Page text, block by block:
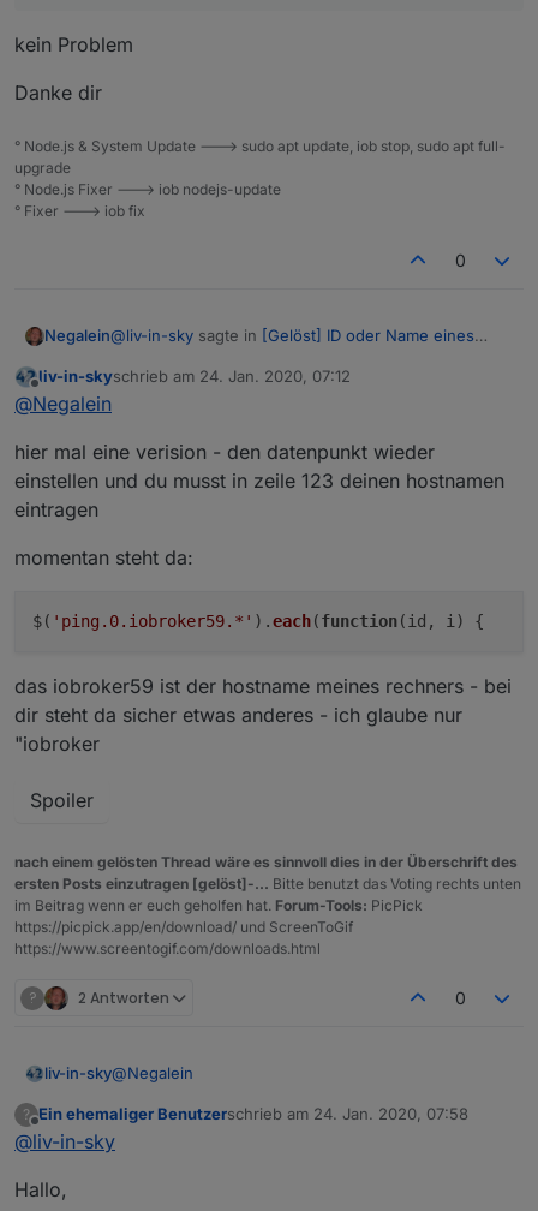
kein Problem
Danke dir
° Node.js & System Update ---> sudo apt update, iob stop, sudo apt full-
upgrade
° Node.js Fixer ---> iob nodejs-update
° Fixer ---> iob fix
0
Negalein@liv-in-sky sagte in [Gelöst] ID oder Name eines
kein Problem
Danke dir
Offline
liv-in-skyschrieb am 24. Jan. 2020, 07:12
zuletzt editiert von
@Negalein
hier mal eine verision - den datenpunkt wieder
einstellen und du musst in zeile 123 deinen hostnamen
eintragen
momentan steht da:
$( 'ping.0.iobroker59.*' ).each(function( id, i ) {
das iobroker59 ist der hostname meines rechners - bei
dir steht da sicher etwas anderes - ich glaube nur
"iobroker
Spoiler
nach einem gelösten Thread wäre es sinnvoll dies in der Überschrift des
ersten Posts einzutragen [gelöst]-... Bitte benutzt das Voting rechts unten
im Beitrag wenn er euch geholfen hat. Forum-Tools: PicPick
https://picpick.app/en/download/ und ScreenToGif
https://www.screentogif.com/downloads.html
? 2 Antworten 0
liv-in-sky@Negalein
hier mal eine verision - den datenpunkt wieder
einstellen und du musst in zeile 123 deinen
?
Offline
Ein ehemaliger Benutzerschrieb am 24. Jan. 2020, 07:58
zuletzt editiert von
@liv-in-sky
Hallo,